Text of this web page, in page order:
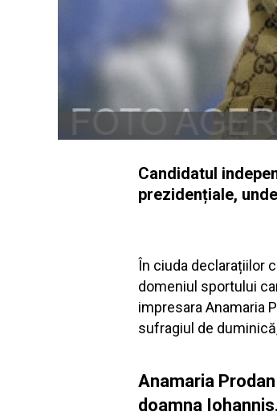
Candidatul
prezidențiale,
În ciuda declarațiilor
domeniul sportului
impresara Anamaria
sufragiul de
Anamaria
doamna